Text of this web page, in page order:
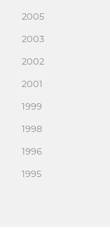
2005
2003
2002
2001
1999
1998
1996
1995